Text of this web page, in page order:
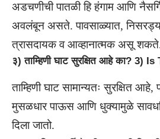
अडचणीची पातळी हि हंगाम आणि
अवलंबून असते. पावसाळ्यात,
त्रासदायक व आव्हानात्मक असू
३) ताम्हिणी घाट सुरक्षित आहे का? 3)
ताम्हिणी घाट सामान्यतः सुरक्षित आहे,
मुसळधार पाऊस आणि धुक्यामुळे
दिला जातो.